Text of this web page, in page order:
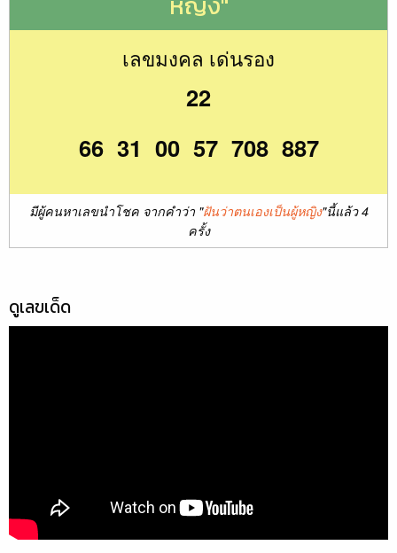
เลขมงคล เด่นรอง
22
66 31 00 57 708 887
มีผู้คนหาเลขนำโชค จากคำว่า "ฝันว่าตนเองเป็นผู้หญิง"นี้แล้ว 4
ครั้ง
ดูเลขเด็ด